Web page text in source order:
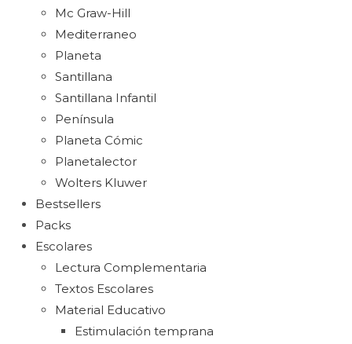
Mc Graw-Hill
Mediterraneo
Planeta
Santillana
Santillana Infantil
Península
Planeta Cómic
Planetalector
Wolters Kluwer
Bestsellers
Packs
Escolares
Lectura Complementaria
Textos Escolares
Material Educativo
Estimulación temprana